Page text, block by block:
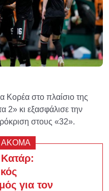
Κορέα στο πλαίσιο της
2» κι εξασφάλισε την
στους «32».
ΑΚΟΜΑ
για τον